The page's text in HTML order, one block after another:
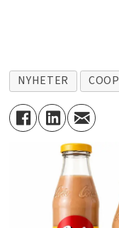
NYHETER COOP